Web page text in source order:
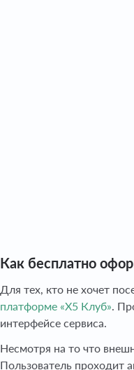
Как бесплатно
Для тех, кто не хочет
платформе «X5 Клуб».
интерфейсе сервиса.
Несмотря на то что
Пользователь проходит